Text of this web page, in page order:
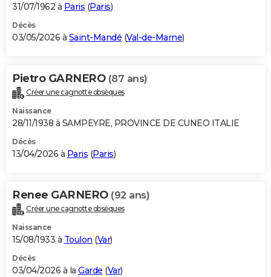
31/07/1962 à Paris (Paris)
Décès
03/05/2026 à Saint-Mandé (Val-de-Marne)
Pietro GARNERO (87 ans)
Créer une cagnotte obsèques
Naissance
28/11/1938 à SAMPEYRE, PROVINCE DE CUNEO ITALIE
Décès
13/04/2026 à Paris (Paris)
Renee GARNERO (92 ans)
Créer une cagnotte obsèques
Naissance
15/08/1933 à Toulon (Var)
Décès
03/04/2026 à la Garde (Var)